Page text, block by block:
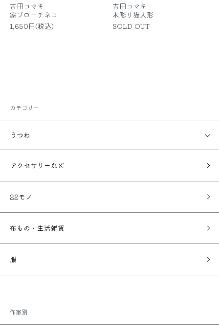
吉田コマキ
家ブローチネコ
1,650円(税込)
吉田コマキ
木彫り猫人形
SOLD OUT
カテゴリー
うつわ
アクセサリーなど
22モノ
布もの・生活雑貨
服
作家別